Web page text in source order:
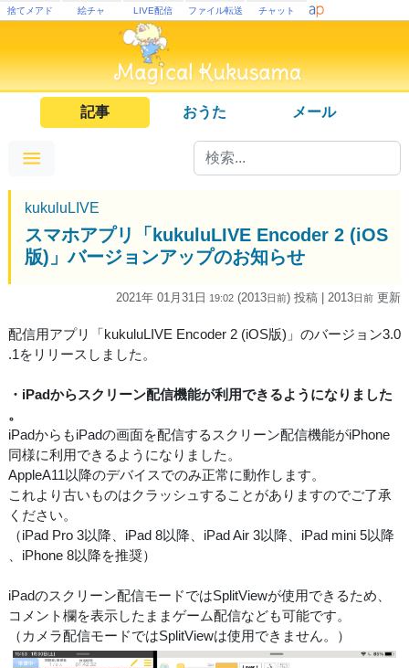
捨てメアド 絵チャ LIVE配信 ファイル転送 チャット
記事 おうた メール
kukuluLIVE
スマホアプリ「kukuluLIVE Encoder 2 (iOS
版)」バージョンアップのお知らせ
2021年 01月31日 19:02 (2013日前) 投稿 | 2013日前 更新
配信用アプリ「kukuluLIVE Encoder 2 (iOS版)」のバージョン3.0
.1をリリースしました。
・iPadからスクリーン配信機能が利用できるようになりました
。
iPadからもiPadの画面を配信するスクリーン配信機能がiPhone
同様に利用できるようになりました。
AppleA11以降のデバイスでのみ正常に動作します。
これより古いものはクラッシュすることがありますのでご了承
ください。
（iPad Pro 3以降、iPad 8以降、iPad Air 3以降、iPad mini 5以降
、iPhone 8以降を推奨）
iPadのスクリーン配信モードではSplitViewが使用できるため、
コメント欄を表示したままゲーム配信なども可能です。
（カメラ配信モードではSplitViewは使用できません。）